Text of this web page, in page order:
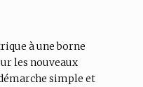
à une borne
les nouveaux
simple et